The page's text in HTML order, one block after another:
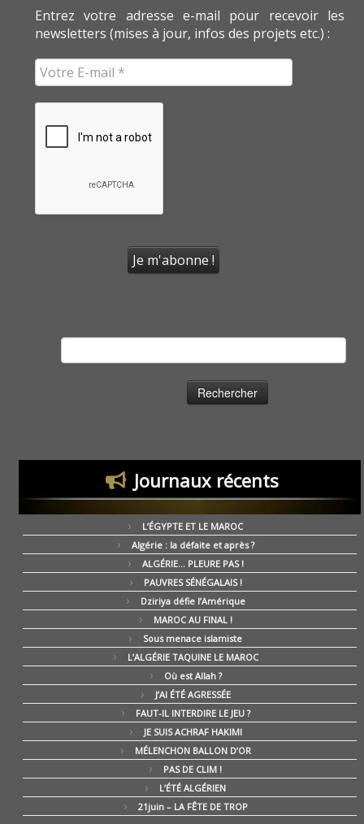
Entrez votre adresse e-mail pour recevoir les
newsletters (mises à jour, infos des projets etc.) :
Journaux récents
L’ÉGYPTE ET LE MAROC
Algérie : la défaite et après ?
ALGÉRIE… PLEURE PAS !
PAUVRES SÉNÉGALAIS !
Dziriya défie l’Amérique
MAROC AU FINAL !
Sous menace islamiste
L’ALGÉRIE TAQUINE LE MAROC
Où est Allah ?
J’AI ÉTÉ AGRESSÉE
FAUT-IL INTERDIRE LE JEU ?
JE SUIS ACHRAF HAKIMI
MÉLENCHON BALLON D’OR
PAS DE CLIM !
L’ÉTÉ ALGÉRIEN
21juin – LA FÊTE DE TROP